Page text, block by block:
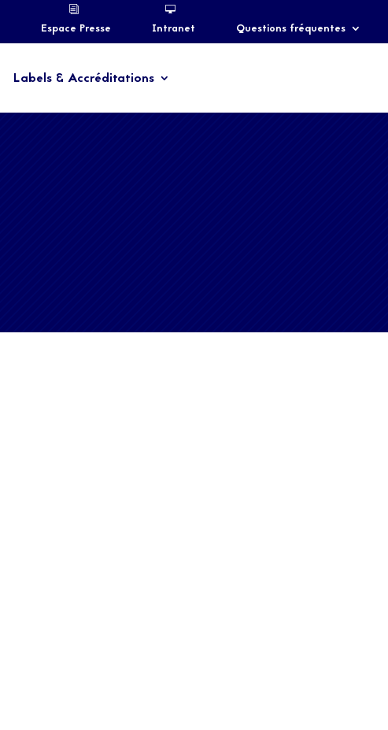
Espace Presse Intranet Questions fréquentes
Labels & Accréditations